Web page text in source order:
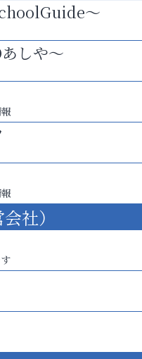
～
しや～
社）